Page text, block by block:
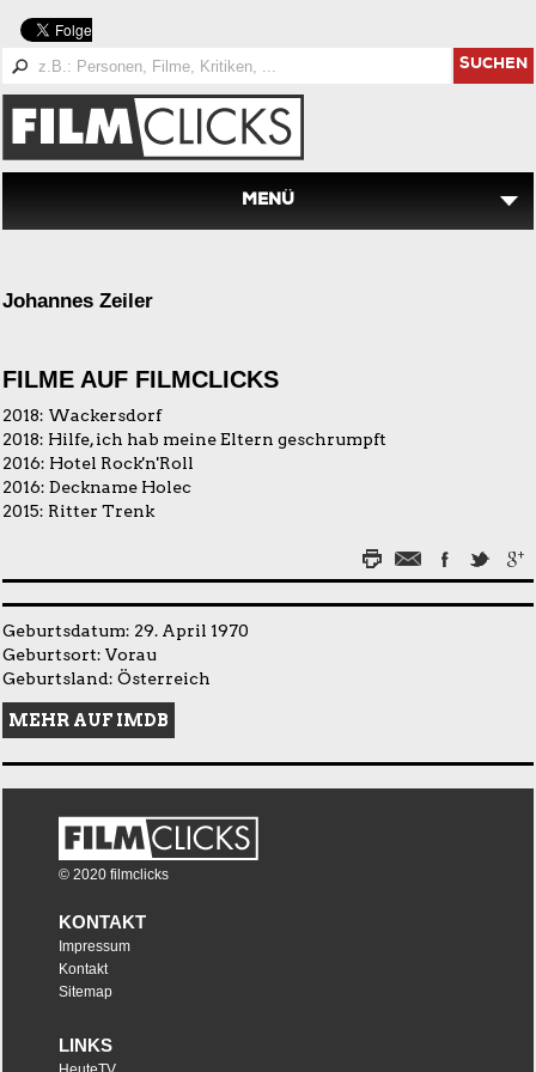
SUCHEN
MENÜ
Johannes Zeiler
FILME AUF FILMCLICKS
2018: Wackersdorf
2018: Hilfe, ich hab meine Eltern geschrumpft
2016: Hotel Rock'n'Roll
2016: Deckname Holec
2015: Ritter Trenk
Geburtsdatum: 29. April 1970
Geburtsort: Vorau
Geburtsland: Österreich
MEHR AUF IMDB
© 2020 filmclicks
KONTAKT
Impressum
Kontakt
Sitemap
LINKS